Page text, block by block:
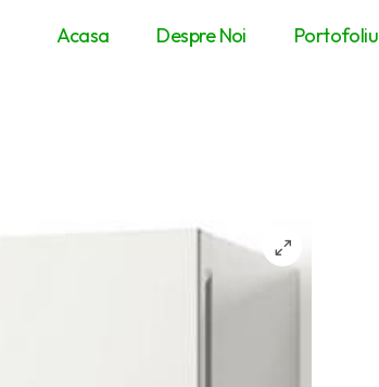
Acasa Despre Noi Portofoliu